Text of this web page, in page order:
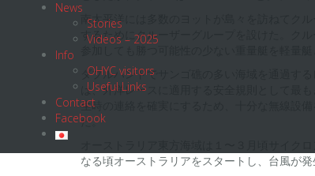
News
Stories
Videos – 2025
Info
OHYC visitors
Useful Links
Contact
Facebook
南太平洋には多数のヨットが島々を訪ねてク
するためにクルーザーグループを設けた。ク
ダブルハンドでサンゴ礁の多い海域を通過す
は、外洋レースに適用する安全規則として最
生時の連絡を確実にするため、十分な無線設
た。
オーストラリア東方海域は１〜３月頃サイク
なる頃オーストラリアをスタートし、台風が